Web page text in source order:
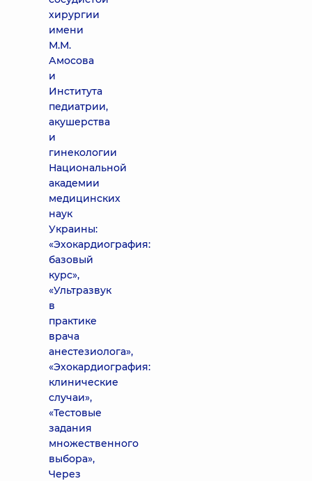
хирургии
имени
М.М.
Амосова
и
Института
педиатрии,
акушерства
и
гинекологии
Национальной
академии
медицинских
наук
Украины:
«Эхокардиография:
базовый
курс»,
«Ультразвук
в
практике
врача
анестезиолога»,
«Эхокардиография:
клинические
случаи»,
«Тестовые
задания
множественного
выбора»,
Через